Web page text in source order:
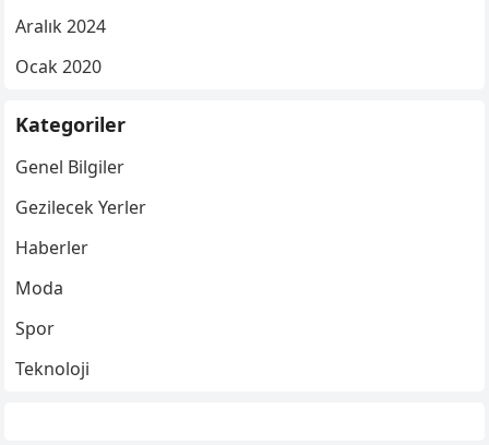
Aralık 2024
Ocak 2020
Kategoriler
Genel Bilgiler
Gezilecek Yerler
Haberler
Moda
Spor
Teknoloji